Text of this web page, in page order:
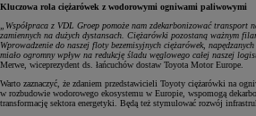
Kluczowa rola ciężarówek z wodorowymi ogniwami paliwowymi
„Współpraca z VDL Groep pomoże nam zdekarbonizować transport
zamiennych na dużych dystansach. Ciężarówki pozostaną ważnym
Wprowadzenie do naszej floty bezemisyjnych ciężarówek,
miało ogromny wpływ na redukcję śladu węglowego całej naszej
Merwe, wiceprezydent ds. łańcuchów dostaw Toyota Motor Europe.
Warto zaznaczyć, że zdaniem przedstawicieli Toyoty ciężarówki na
w rozbudowie wodorowego ekosystemu w Europie, wspomogą
transformację sektora energetyki. Będą też stymulować rozwój